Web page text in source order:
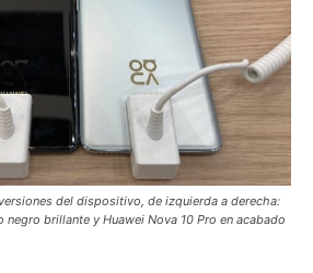
del dispositivo, de izquierda a derecha:
negro brillante y Huawei Nova 10 Pro en acabado